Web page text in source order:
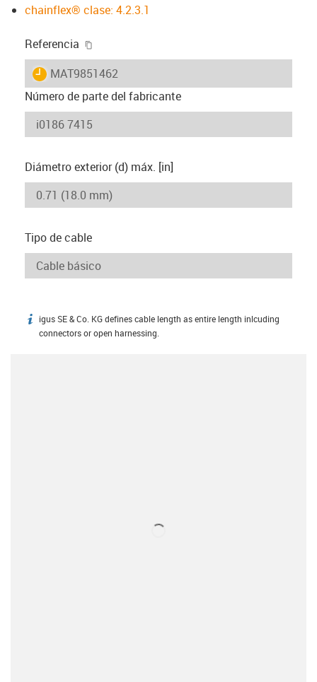
chainflex® clase: 4.2.3.1
Referencia
igus-icon-lieferzeit
MAT9851462
Número de parte del fabricante
Diámetro exterior (d) máx. [in]
Tipo de cable
igus-icon-info
igus SE & Co. KG defines cable length as entire length inlcuding
connectors or open harnessing.